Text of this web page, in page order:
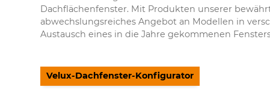
Dachflächenfenster. Mit Produkten unserer
abwechslungsreiches Angebot an Modellen in
Austausch eines in die Jahre gekommenen
Velux-Dachfenster-Konfigurator